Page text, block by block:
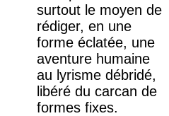
surtout le moyen de
rédiger, en une
forme éclatée, une
aventure humaine
au lyrisme débridé,
libéré du carcan de
formes fixes.